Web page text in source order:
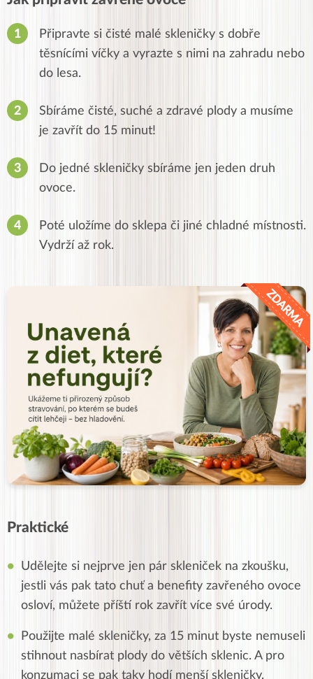
Připravte si čisté malé skleničky s dobře
těsnícími víčky a vyrazte s nimi na zahradu nebo
do lesa.
Sbíráme čisté, suché a zdravé plody a musíme
je zavřít do 15 minut!
Do jedné skleničky sbíráme jen jeden druh
ovoce.
Poté uložíme do sklepa či jiné chladné místnosti.
Vydrží až rok.
Praktické
Udělejte si nejprve jen pár skleniček na zkoušku,
jestli vás pak tato chuť a benefity zavřeného ovoce
osloví, můžete příští rok zavřít více své úrody.
Použijte malé skleničky, za 15 minut byste nemuseli
stihnout nasbírat plody do větších sklenic. A pro
konzumaci se pak taky hodí menší skleničky,